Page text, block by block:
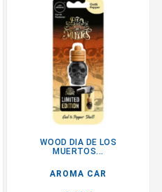
WOOD DIA DE LOS
MUERTOS...
AROMA CAR